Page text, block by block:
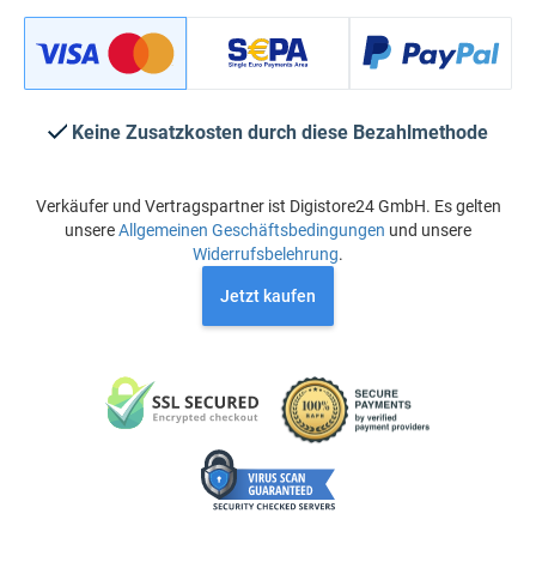
Keine Zusatzkosten durch diese Bezahlmethode
Verkäufer und Vertragspartner ist Digistore24 GmbH. Es gelten
unsereAllgemeinen Geschäftsbedingungen und unsere
Widerrufsbelehrung.
Jetzt kaufen